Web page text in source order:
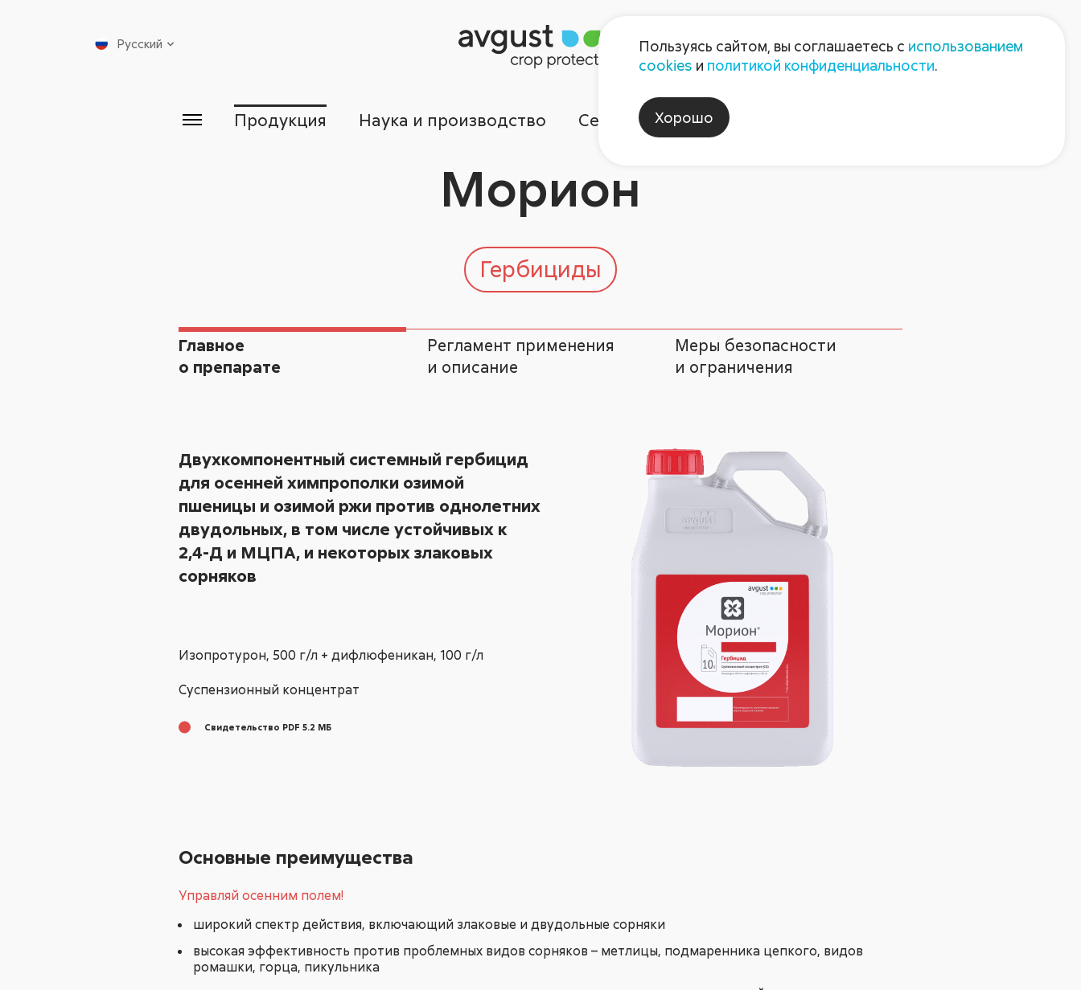
Пресс-центр Контакты
Русский
Продукция Наука и производство Сервисы Компания
Морион
Гербициды
Главное
о препарате
Регламент применения
и описание
Меры безопасности
и ограничения
Двухкомпонентный системный гербицид
для осенней химпрополки озимой
пшеницы и озимой ржи против однолетних
двудольных, в том числе устойчивых к
2,4-Д и МЦПА, и некоторых злаковых
сорняков
Изопротурон, 500 г/л + дифлюфеникан, 100 г/л
Суспензионный концентрат
Свидетельство PDF 5.2 МБ
Основные преимущества
Управляй осенним полем!
широкий спектр действия, включающий злаковые и двудольные сорняки
высокая эффективность против проблемных видов сорняков – метлицы, подмаренника цепкого, видов
ромашки, горца, пикульника
Пользуясь сайтом, вы соглашаетесь с использованием
cookies и политикой конфиденциальности.
Хорошо